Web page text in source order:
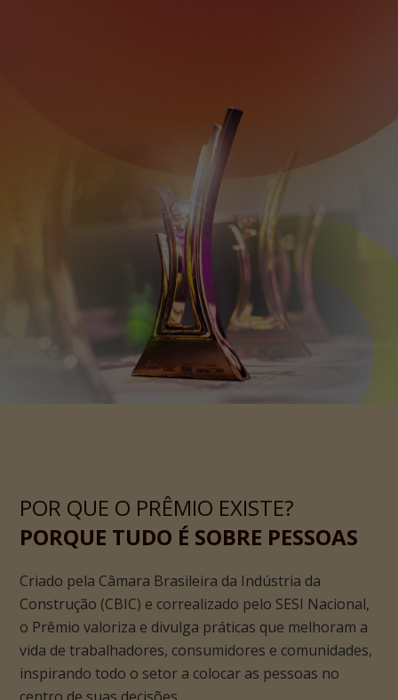
POR QUE O PRÊMIO EXISTE?
PORQUE TUDO É SOBRE PESSOAS
Criado pela Câmara Brasileira da Indústria da
Construção (CBIC) e correalizado pelo SESI Nacional,
o Prêmio valoriza e divulga práticas que melhoram a
vida de trabalhadores, consumidores e comunidades,
inspirando todo o setor a colocar as pessoas no